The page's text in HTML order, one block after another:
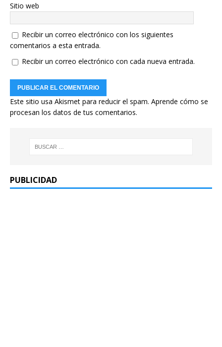
Sitio web
Recibir un correo electrónico con los siguientes
comentarios a esta entrada.
Recibir un correo electrónico con cada nueva entrada.
Este sitio usa Akismet para reducir el spam. Aprende cómo se
procesan los datos de tus comentarios.
PUBLICIDAD